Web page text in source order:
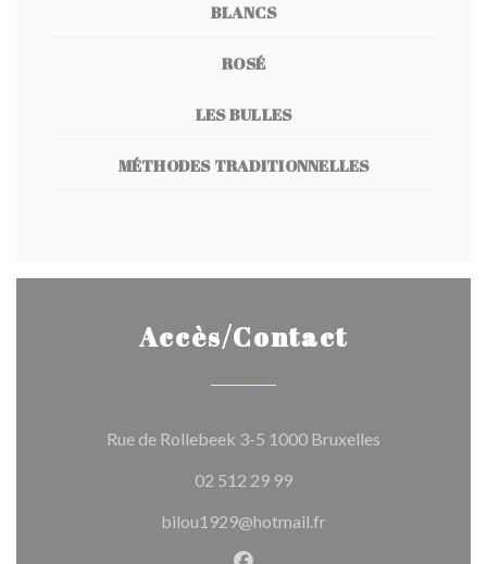
BLANCS
ROSÉ
LES BULLES
MÉTHODES TRADITIONNELLES
Accès/Contact
Rue de Rollebeek 3-5 1000 Bruxelles
02 512 29 99
bilou1929@hotmail.fr